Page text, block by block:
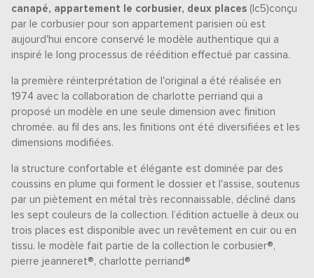
canapé, appartement le corbusier, deux places (lc5)conçu
par le corbusier pour son appartement parisien où est
aujourd'hui encore conservé le modèle authentique qui a
inspiré le long processus de réédition effectué par cassina.
la première réinterprétation de l'original a été réalisée en
1974 avec la collaboration de charlotte perriand qui a
proposé un modèle en une seule dimension avec finition
chromée. au fil des ans, les finitions ont été diversifiées et les
dimensions modifiées.
la structure confortable et élégante est dominée par des
coussins en plume qui forment le dossier et l'assise, soutenus
par un piètement en métal très reconnaissable, décliné dans
les sept couleurs de la collection. l’édition actuelle à deux ou
trois places est disponible avec un revêtement en cuir ou en
tissu. le modèle fait partie de la collection le corbusier®,
pierre jeanneret®, charlotte perriand®